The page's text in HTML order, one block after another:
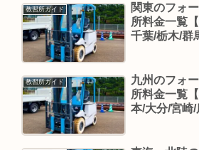
教習所ガイド
関東のフォ
所料金一覧
千葉/栃木/群
教習所ガイド
九州のフォ
所料金一覧
本/大分/宮崎/